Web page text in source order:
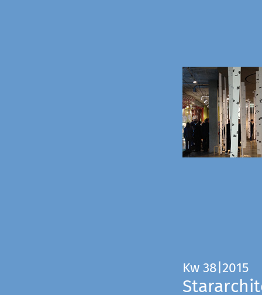
Kw 38|2015